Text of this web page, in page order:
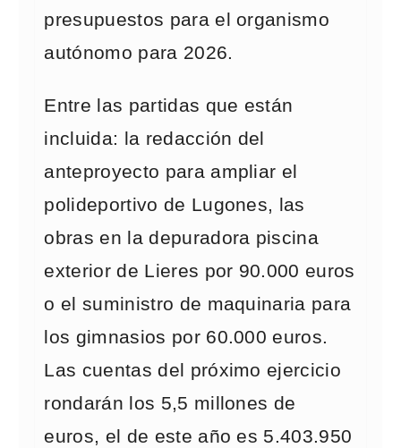
presupuestos para el organismo
autónomo para 2026.
Entre las partidas que están
incluida: la redacción del
anteproyecto para ampliar el
polideportivo de Lugones, las
obras en la depuradora piscina
exterior de Lieres por 90.000 euros
o el suministro de maquinaria para
los gimnasios por 60.000 euros.
Las cuentas del próximo ejercicio
rondarán los 5,5 millones de
euros, el de este año es 5.403.950